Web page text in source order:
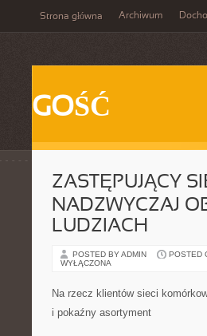
Strona główna Archiwum
GOŚĆ
ZASTĘPUJĄCY
NADZWYCZAJ
LUDZIACH
POSTED BY ADMIN POSTED
WYŁĄCZONA
Na rzecz klientów sieci
i pokaźny asortyment